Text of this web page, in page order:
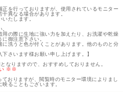
を行っておりますが、使用されているモニター
異なる場合があります。
たします。
用の際に生地に強い力を加えたり、お洗濯や乾燥
御注意下さい。
に洗うと色が付くことがあります。他のものと分
さいます様お願い申し上げます。】
なりますので、おすすめしておりません。
い ※※
おりますが、閲覧時のモニター環境によりまし
ることもございます。